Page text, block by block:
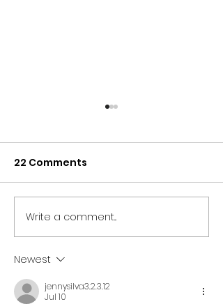
NORTH EAST BRANDS
BACK NEWCASTLE
PRIDE AS PARTNER LINE-
22 Comments
Write a comment...
Newest
jennysilva3.2.3.12
Jul 10